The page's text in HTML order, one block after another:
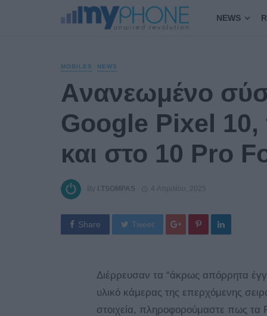
NEWS
MOBILES NEWS
Aνανεωμένο
Google Pixel 10,
και στο 10 Pro
By I.TSOMPAS 4 Απριλίου, 2025
Share Tweet
Διέρρευσαν τα “άκρως απόρρητα
υλικό κάμερας της επερχόμενης
στοιχεία, πληροφορούμαστε πως τα